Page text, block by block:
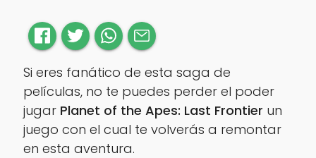
Si eres fanático de esta saga de
películas, no te puedes perder el poder
jugar Planet of the Apes: Last Frontier un
juego con el cual te volverás a remontar
en esta aventura.